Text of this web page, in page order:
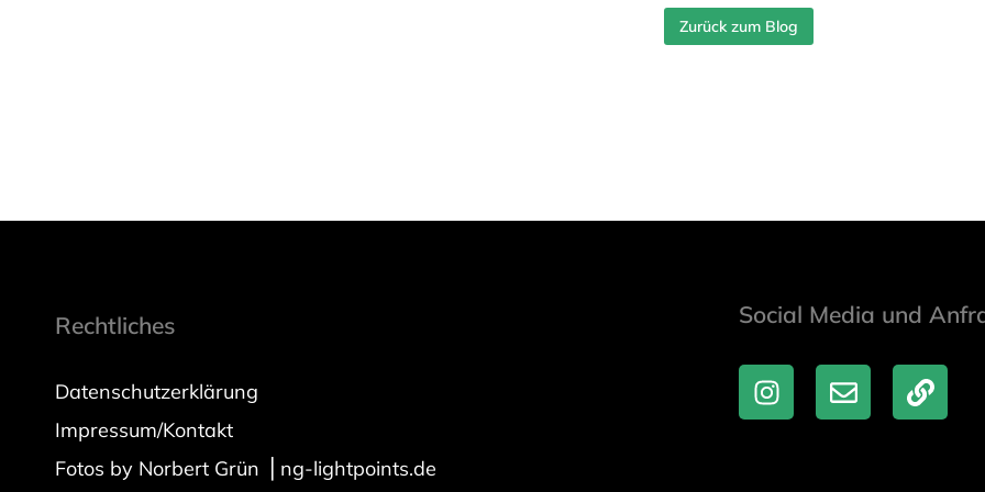
Zurück zum Blog
Rechtliches
Datenschutzerklärung
Impressum/Kontakt
Fotos by Norbert Grün ⎪ng-lightpoints.de
Social Media und